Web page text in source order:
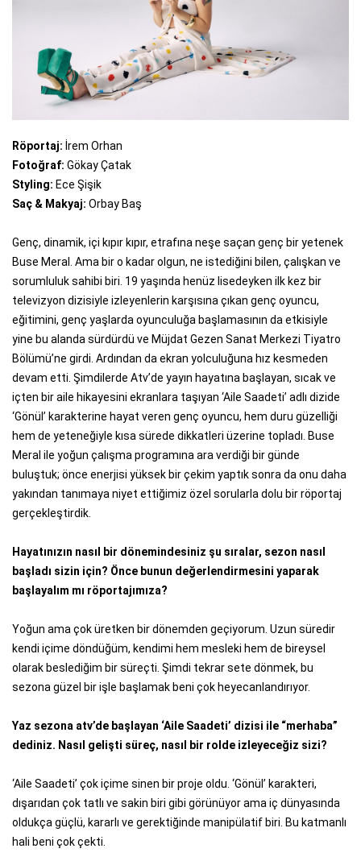
Röportaj: İrem Orhan
Fotoğraf: Gökay Çatak
Styling: Ece Şişik
Saç & Makyaj: Orbay Baş
Genç, dinamik, içi kıpır kıpır, etrafına neşe saçan genç bir yetenek
Buse Meral. Ama bir o kadar olgun, ne istediğini bilen, çalışkan ve
sorumluluk sahibi biri. 19 yaşında henüz lisedeyken ilk kez bir
televizyon dizisiyle izleyenlerin karşısına çıkan genç oyuncu,
eğitimini, genç yaşlarda oyunculuğa başlamasının da etkisiyle
yine bu alanda sürdürdü ve Müjdat Gezen Sanat Merkezi Tiyatro
Bölümü’ne girdi. Ardından da ekran yolculuğuna hız kesmeden
devam etti. Şimdilerde Atv’de yayın hayatına başlayan, sıcak ve
içten bir aile hikayesini ekranlara taşıyan ‘Aile Saadeti’ adlı dizide
‘Gönül’ karakterine hayat veren genç oyuncu, hem duru güzelliği
hem de yeteneğiyle kısa sürede dikkatleri üzerine topladı. Buse
Meral ile yoğun çalışma programına ara verdiği bir günde
buluştuk; önce enerjisi yüksek bir çekim yaptık sonra da onu daha
yakından tanımaya niyet ettiğimiz özel sorularla dolu bir röportaj
gerçekleştirdik.
Hayatınızın nasıl bir dönemindesiniz şu sıralar, sezon nasıl
başladı sizin için? Önce bunun değerlendirmesini yaparak
başlayalım mı röportajımıza?
Yoğun ama çok üretken bir dönemden geçiyorum. Uzun süredir
kendi içime döndüğüm, kendimi hem mesleki hem de bireysel
olarak beslediğim bir süreçti. Şimdi tekrar sete dönmek, bu
sezona güzel bir işle başlamak beni çok heyecanlandırıyor.
Yaz sezona atv’de başlayan ‘Aile Saadeti’ dizisi ile “merhaba”
dediniz. Nasıl gelişti süreç, nasıl bir rolde izleyeceğiz sizi?
‘Aile Saadeti’ çok içime sinen bir proje oldu. ‘Gönül’ karakteri,
dışarıdan çok tatlı ve sakin biri gibi görünüyor ama iç dünyasında
oldukça güçlü, kararlı ve gerektiğinde manipülatif biri. Bu katmanlı
hali beni çok çekti.